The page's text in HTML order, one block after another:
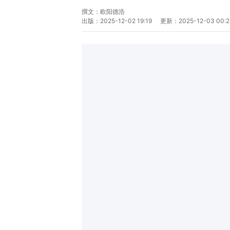
撰文： 欧阳德浩
出版： 2025-12-02 19:19 更新： 2025-12-03